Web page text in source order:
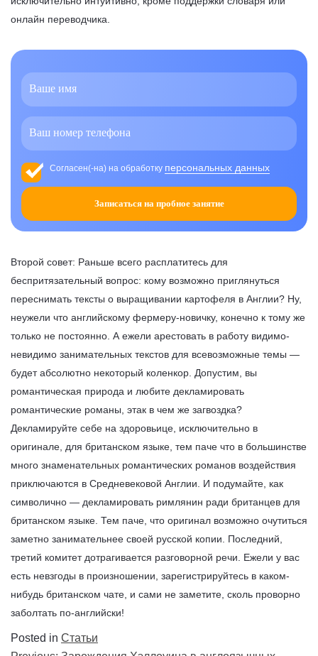
онлайн переводчика.
Согласен(-на) на обработку персональных данных
Записаться на пробное занятие
Второй совет: Раньше всего расплатитесь для
беспритязательный вопрос: кому возможно приглянуться
переснимать тексты о выращивании картофеля в Англии? Ну,
неужели что английскому фермеру-новичку, конечно к тому же
только не постоянно. А ежели арестовать в работу видимо-
невидимо занимательных текстов для всевозможные темы —
будет абсолютно некоторый коленкор. Допустим, вы
романтическая природа и любите декламировать
романтические романы, этак в чем же загвоздка?
Декламируйте себе на здоровьице, исключительно в
оригинале, для британском языке, тем паче что в большинстве
много знаменательных романтических романов воздействия
приключаются в Средневековой Англии. И подумайте, как
символично — декламировать римлянин ради британцев для
британском языке. Тем паче, что оригинал возможно очутиться
заметно занимательнее своей русской копии. Последний,
третий комитет дотрагивается разговорной речи. Ежели у вас
есть невзгоды в произношении, зарегистрируйтесь в каком-
нибудь британском чате, и сами не заметите, сколь проворно
заболтать по-английски!
Posted in Статьи